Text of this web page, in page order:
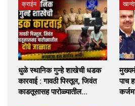
क्राईम
धुळे स्थानिक गुन्हे शाखेची धडक
कारवाई : गावठी पिस्तूल, जिवंत
काडतूसासह पारोळ्यातील…
पाच